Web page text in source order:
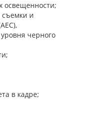
освещенности;
и
черного
в кадре;